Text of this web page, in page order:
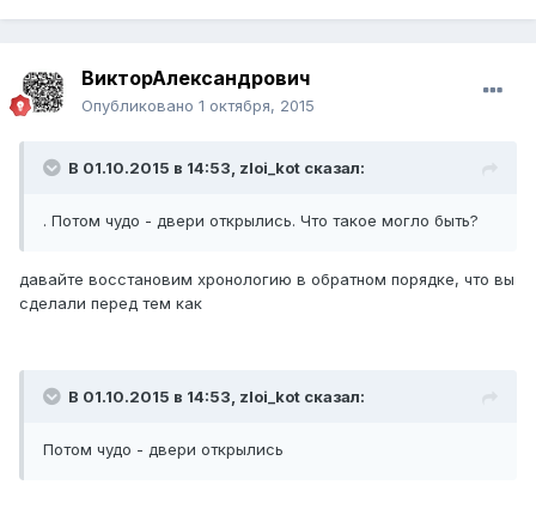
ВикторАлександрович
Опубликовано 1 октября, 2015
В 01.10.2015 в 14:53, zloi_kot сказал:
. Потом чудо - двери открылись. Что такое могло быть?
давайте восстановим хронологию в обратном порядке, что вы
сделали перед тем как
В 01.10.2015 в 14:53, zloi_kot сказал:
Потом чудо - двери открылись